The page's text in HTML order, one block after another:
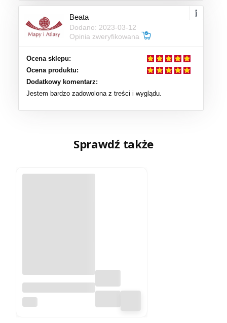
Beata
Dodano: 2023-03-12
Opinia zweryfikowana
Ocena sklepu:
Ocena produktu:
Dodatkowy komentarz:
Jestem bardzo zadowolona z treści i wyglądu.
Sprawdź także
Książeczka GOT
PTTK. Wyd. 2026